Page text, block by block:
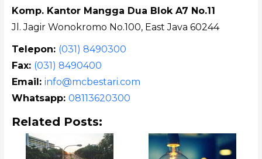
Komp. Kantor Mangga Dua Blok A7 No.11
Jl. Jagir Wonokromo No.100, East Java 60244
Telepon: (031) 8490300
Fax: (031) 8490400
Email: info@mcbestari.com
Whatsapp: 08113620300
Related Posts: